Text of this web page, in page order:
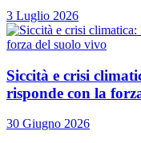
3 Luglio 2026
Siccità e crisi
risponde con la
30 Giugno 2026